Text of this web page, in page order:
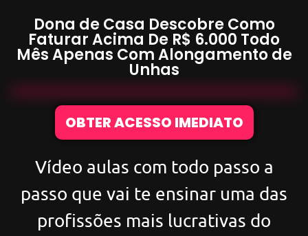
Dona de Casa Descobre Como
Faturar Acima De R$ 6.000 Todo
Mês Apenas ComAlongamento de
Unhas
OBTER ACESSO IMEDIATO
Vídeo aulas com todo passo a
passo que vai te ensinar uma das
profissões mais lucrativas do